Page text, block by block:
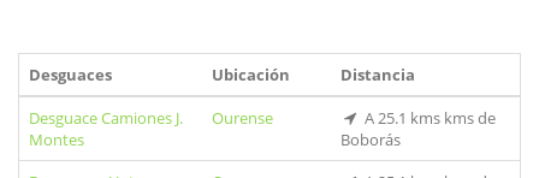
Desguaces Ubicación
Distancia
Desguace Camiones J.
Montes
Ourense
A 25.1 kms kms de
Boborás